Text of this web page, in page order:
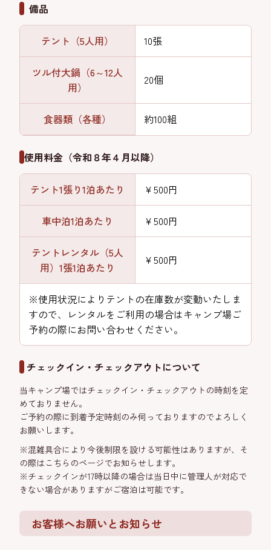
備品
テント（5人用） 10張
ツル付大鍋（6～12人
用）
20個
食器類（各種） 約100組
使用料金（令和８年４月以降）
テント1張り1泊あたり ￥500円
車中泊1泊あたり ￥500円
テントレンタル（5人
用）1張1泊あたり
￥500円
※使用状況によりテントの在庫数が変動いたしま
すので、レンタルをご利用の場合はキャンプ場ご
予約の際にお問い合わせください。
チェックイン・チェックアウトについて
当キャンプ場ではチェックイン・チェックアウトの時刻を定
めておりません。
ご予約の際に到着予定時刻のみ伺っておりますのでよろしく
お願いします。
※混雑具合により今後制限を設ける可能性はありますが、そ
の際はこちらのページでお知らせします。
※チェックインが17時以降の場合は当日中に管理人が対応で
きない場合がありますがご宿泊は可能です。
お客様へお願いとお知らせ